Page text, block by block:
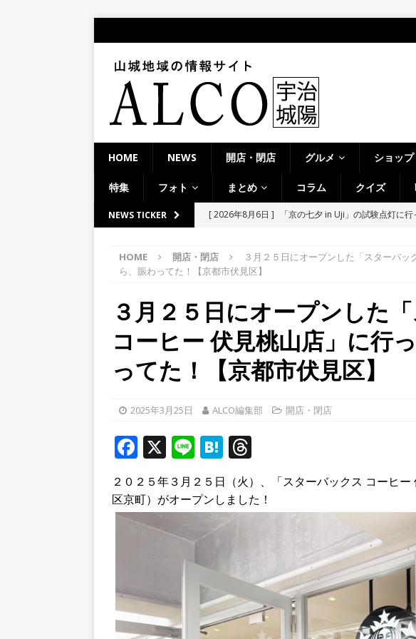
HOME NEWS 開店・閉店 グルメ ショップ
特集 フォト まとめ コラム クイズ
NEWS TICKER [ 2026年8月6日 ]
8月8日～14日イベントまとめ！
ト
／２０２６】
時事ネタ
[ 2026年8月4日 ] 石清水八幡宮の門前「やわた走井
餅しぐれ」に舌鼓！【京都府八幡市】
グルメ
[ 2026年8月6日 ]
８月３日、クマと思われる動物が
ルから甲賀市に向かって約400mの農地【京都府宇治
【京都府宇治市／２０２６】
HOME 開店・閉店
３月２５日にオープンした「スターバ
ら、賑わってた！【京都市伏見区】
３月２５日にオープンした
コーヒー 伏見桃山店」に行
ってた！【京都市伏見区】
2025年3月25日 ALCO編集部 開店・閉店
F
a
c
e
o
k
X Li
n
e
H
at
e
n
r
e
d
s
２０２５年３月２５日（火）、「スターバックス コーヒ
区京町）がオープンしました！